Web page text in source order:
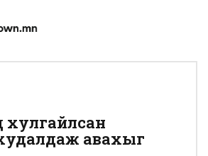
хулгайлсан
авахыг